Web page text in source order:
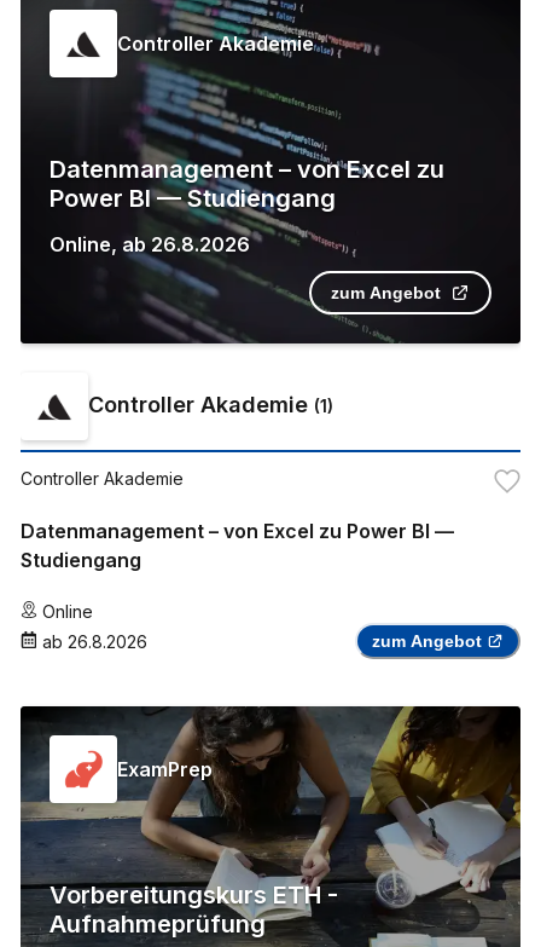
Controller Akademie
Datenmanagement – von Excel zu
Power BI — Studiengang
Online, ab 26.8.2026
zum Angebot
Controller Akademie (1)
Controller Akademie
Datenmanagement – von Excel zu Power BI —
Studiengang
Online
ab 26.8.2026 zum Angebot
ExamPrep
Vorbereitungskurs ETH -
Aufnahmeprüfung